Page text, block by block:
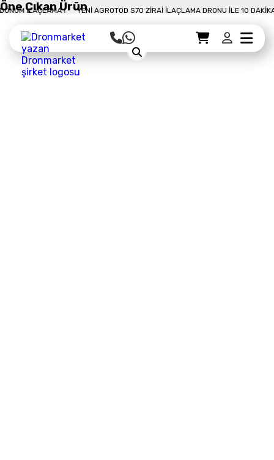
İLAÇLAMA ! YENI AGROTOD S70 ZIRAI İLAÇLAMA DRONU İLE 10 DAKIKADA
Sepet
Sepet Detayı Ödemeye Geç
Öne Çıkan Ürün